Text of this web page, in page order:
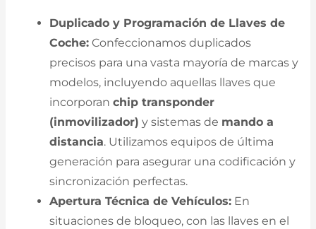
Duplicado y Programación de Llaves de
Coche: Confeccionamos duplicados
precisos para una vasta mayoría de marcas y
modelos, incluyendo aquellas llaves que
incorporanchip transponder
(inmovilizador) y sistemas de mando a
distancia. Utilizamos equipos de última
generación para asegurar una codificación y
sincronización perfectas.
Apertura Técnica de Vehículos: En
situaciones de bloqueo, con las llaves en el